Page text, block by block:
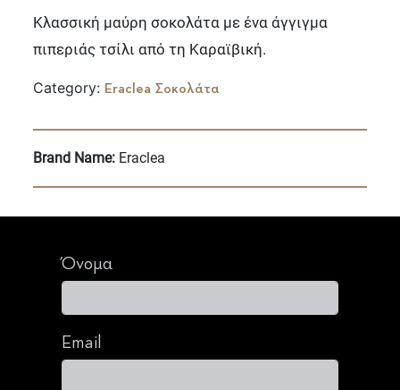
Κλασσική μαύρη σοκολάτα με ένα άγγιγμα
πιπεριάς τσίλι από τη Καραϊβική.
Category: Eraclea Σοκολάτα
Brand Name: Eraclea
Όνομα
Email